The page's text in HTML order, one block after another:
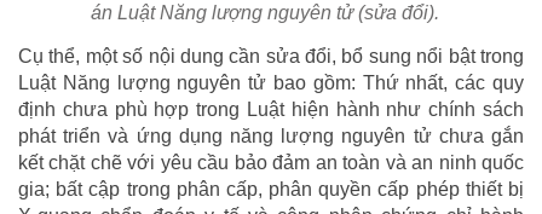
án Luật Năng lượng nguyên tử (sửa đổi).
Cụ thể, một số nội dung cần sửa đổi, bổ sung nổi bật trong
Luật Năng lượng nguyên tử bao gồm: Thứ nhất, các quy
định chưa phù hợp trong Luật hiện hành như chính sách
phát triển và ứng dụng năng lượng nguyên tử chưa gắn
kết chặt chẽ với yêu cầu bảo đảm an toàn và an ninh quốc
gia; bất cập trong phân cấp, phân quyền cấp phép thiết bị